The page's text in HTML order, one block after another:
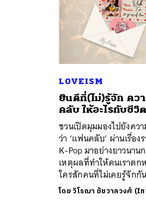
LOVEISM
ยินดีที่(ไม่)รู้จัก คว
คลับ ให้อะไรกับชีวิ
ชวนเปิดมุมมองไปยังคว
ว่า ‘แฟนคลับ’ ผ่านเรื่อ
K-Pop มาอย่างยาวนาน
เหตุผลที่ทำให้คนเราต
ใครสักคนที่ไม่เคยรู้จัก
โดยวิโรฌา ชัชวาลวงศ์